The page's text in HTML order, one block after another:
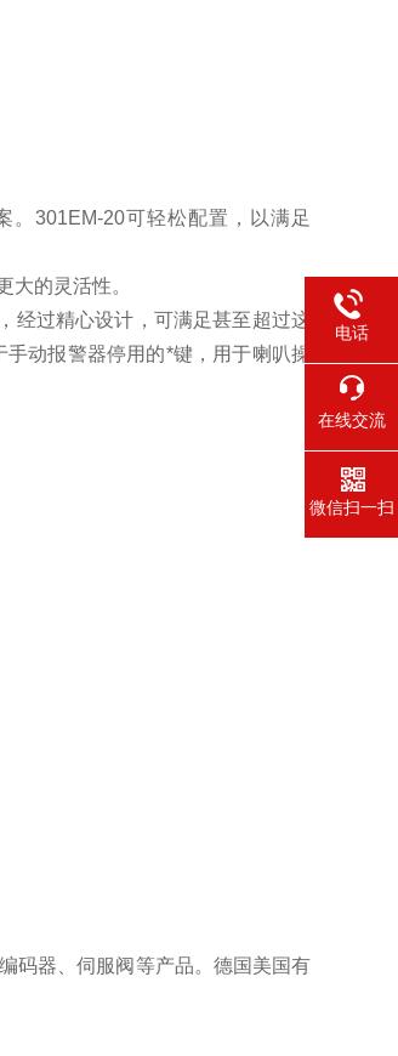
301EM-20可轻松配置，以满足
的灵活性。
经过精心设计，可满足甚至超过这
动报警器停用的*键，用于喇叭操
码器、伺服阀等产品。德国美国有
电话
在线交流
微信扫一扫